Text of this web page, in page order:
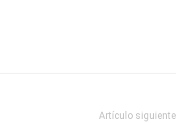
Artículo siguiente